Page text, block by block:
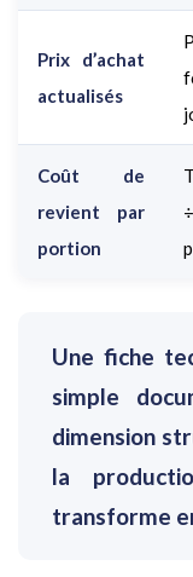
Prix d’achat
actualisés
Coût de
revient par
portion
Une fiche
simple
dimension
la
transforme